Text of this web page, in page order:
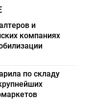
и
компаниях
по складу